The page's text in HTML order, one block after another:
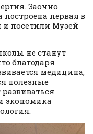
Заочно
построена первая в
и посетили Музей
не станут
благодаря
медицина,
полезные
экономика